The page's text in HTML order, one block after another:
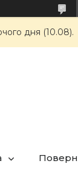
дня (10.08).